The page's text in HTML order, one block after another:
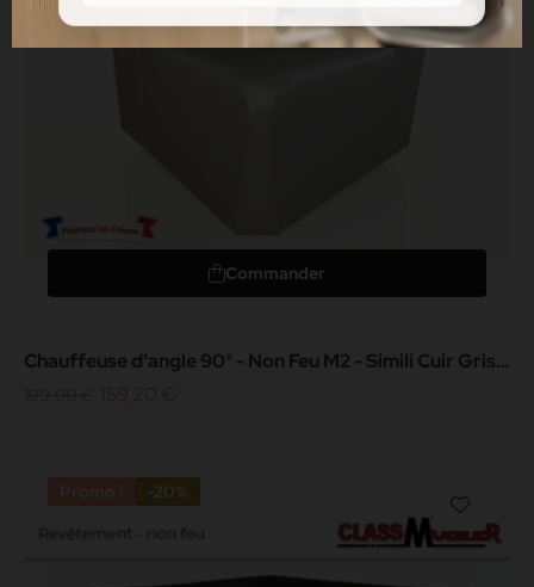
Commander
Chauffeuse d'angle 90° - Non Feu M2 - Simili Cuir Gris
159,20 €
-20%